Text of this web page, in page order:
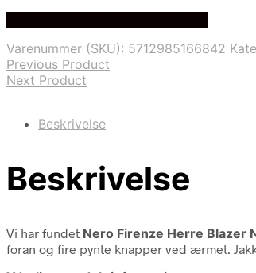
Varenummer (SKU): 5712985166842
Previous Product
Next Product
Beskrivelse
Beskrivelse
Vi har fundet Nero Firenze Herre Blazer
foran og fire pynte knapper ved ærmet.